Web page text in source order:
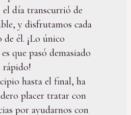
día transcurrió de
y disfrutamos cada
de él. ¡Lo único
que pasó demasiado
rápido!
hasta el final, ha
placer tratar con
por ayudarnos con